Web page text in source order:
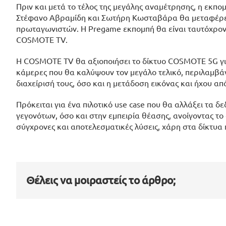
Πριν και μετά το τέλος της μεγάλης αναμέτρησης, η
Στέφανο Αβραμίδη και Σωτήρη Κωσταβάρα θα
πρωταγωνιστών. Η Pregame εκπομπή θα είναι
COSMOTE TV.
Η COSMOTE TV θα αξιοποιήσει το δίκτυο COSMOTE
κάμερες που θα καλύψουν τον μεγάλο τελικό,
διαχείρισή τους, όσο και η μετάδοση εικόνας και ήχου
Πρόκειται για ένα πιλοτικό use case που θα αλλάξει τα
γεγονότων, όσο και στην εμπειρία θέασης, ανοίγοντας
σύγχρονες και αποτελεσματικές λύσεις, χάρη στα δίκτυα
Θέλεις να μοιραστείς το άρθρο;